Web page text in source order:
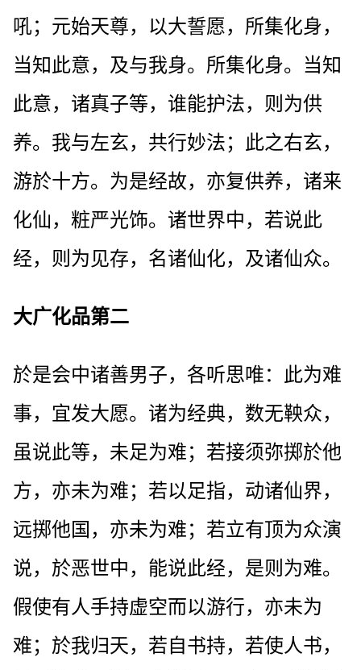
吼；元始天尊，以大誓愿，所集化身，
当知此意，及与我身。所集化身。当知
此意，诸真子等，谁能护法，则为供
养。我与左玄，共行妙法；此之右玄，
游於十方。为是经故，亦复供养，诸来
化仙，粧严光饰。诸世界中，若说此
经，则为见存，名诸仙化，及诸仙众。
大广化品第二
於是会中诸善男子，各听思唯：此为难
事，宜发大愿。诸为经典，数无鞅众，
虽说此等，未足为难；若接须弥掷於他
方，亦未为难；若以足指，动诸仙界，
远掷他国，亦未为难；若立有顶为众演
说，於恶世中，能说此经，是则为难。
假使有人手持虚空而以游行，亦未为
难；於我归天，若自书持，若使人书，